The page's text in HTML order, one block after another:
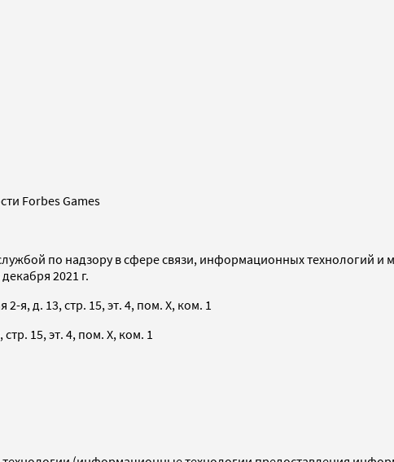
Forbes Games
по надзору в сфере связи, информационных технологий
2021 г.
я, д. 13, стр. 15, эт. 4, пом. X, ком. 1
15, эт. 4, пом. X, ком. 1